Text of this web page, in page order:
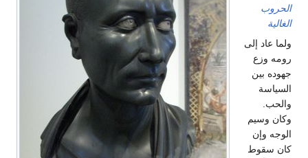
الحروب
الغالية
ولما عاد إلى
رومه وزع
جهوده بين
السياسة
والحب.
وكان وسيم
الوجه وإن
كان سقوط